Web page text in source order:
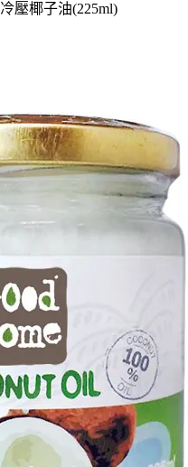
壓椰子油(225ml)